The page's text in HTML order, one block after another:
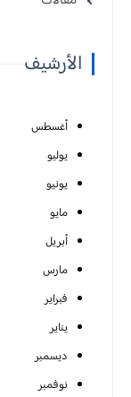
الأرشيف
أغسطس
يوليو
يونيو
مايو
أبريل
مارس
فبراير
يناير
ديسمبر
نوفمبر